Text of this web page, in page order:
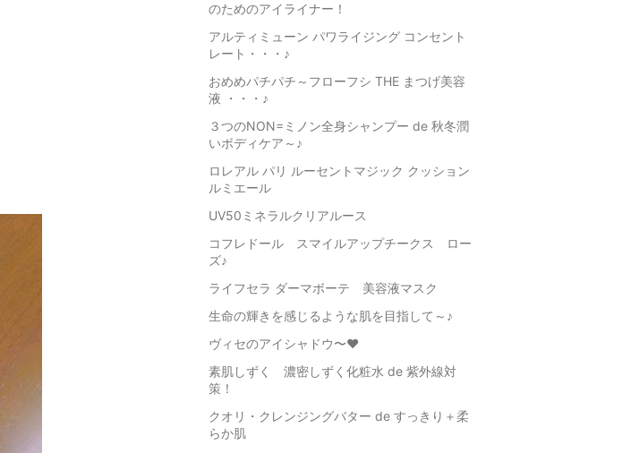
のためのアイライナー！
アルティミューン パワライジング コンセント
レート・・・♪
おめめパチパチ～フローフシ THE まつげ美容
液 ・・・♪
３つのNON=ミノン全身シャンプー de 秋冬潤
いボディケア～♪
ロレアル パリ ルーセントマジック クッション
ルミエール
UV50ミネラルクリアルース
コフレドール スマイルアップチークス ロー
ズ♪
ライフセラ ダーマボーテ 美容液マスク
生命の輝きを感じるような肌を目指して～♪
ヴィセのアイシャドウ〜❤︎
素肌しずく 濃密しずく化粧水 de 紫外線対
策！
クオリ・クレンジングバター de すっきり＋柔
らか肌